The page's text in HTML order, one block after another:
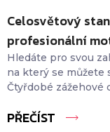
Celosvětový
profesionální
Hledáte pro svou
na který se můžete
Čtyřdobé zážehové
PŘEČÍST